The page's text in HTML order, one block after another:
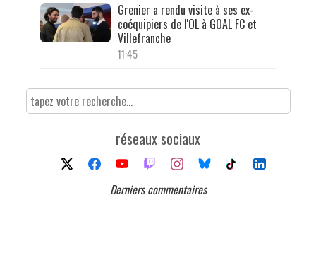
Grenier a rendu visite à ses ex-
coéquipiers de l'OL à GOAL FC et
Villefranche
11:45
réseaux sociaux
Derniers commentaires